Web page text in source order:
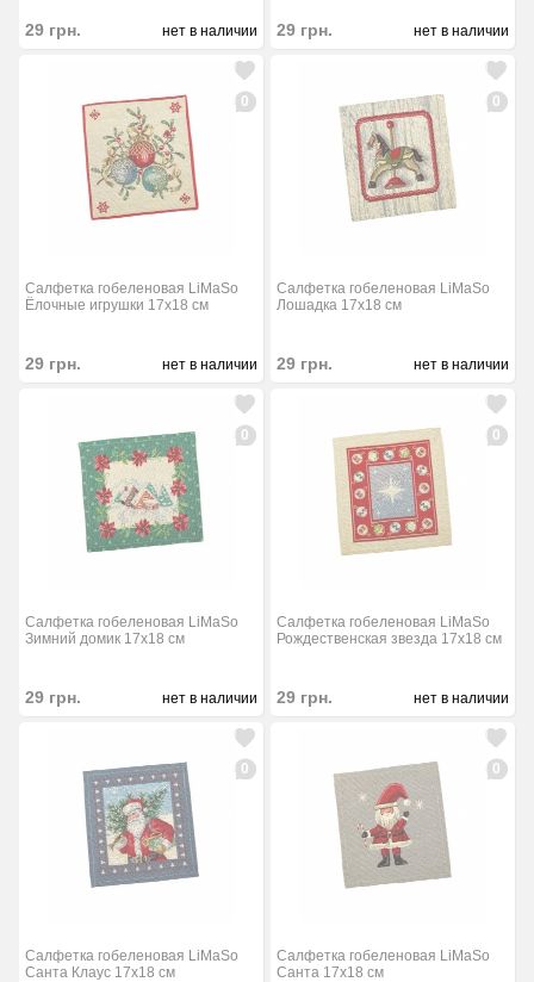
29 грн. нет в наличии 29 грн. нет в наличии
0
Салфетка гобеленовая LiMaSo
Ёлочные игрушки 17x18 см
29 грн. нет в наличии
0
Салфетка гобеленовая LiMaSo
Лошадка 17x18 см
29 грн. нет в наличии
0
Салфетка гобеленовая LiMaSo
Зимний домик 17x18 см
29 грн. нет в наличии
0
Салфетка гобеленовая LiMaSo
Рождественская звезда 17x18 см
29 грн. нет в наличии
0
Салфетка гобеленовая LiMaSo
Санта Клаус 17x18 см
0
Салфетка гобеленовая LiMaSo
Санта 17x18 см